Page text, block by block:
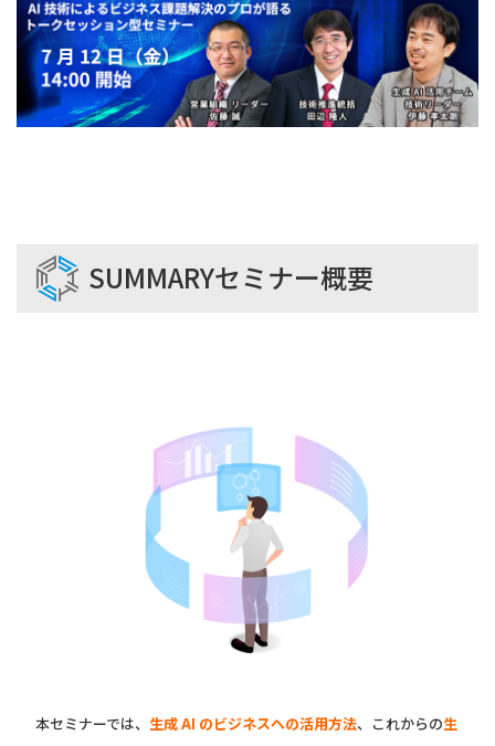
SUMMARYセミナー概要
本セミナーでは、 生成 AI のビジネスへの活用方法、これからの生